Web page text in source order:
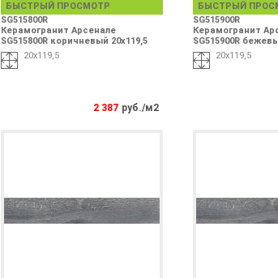
БЫСТРЫЙ ПРОСМОТР
SG515800R
Керамогранит Арсенале
SG515800R коричневый 20х119,5
20х119,5
2 387 руб./м2
БЫСТРЫЙ
SG515900R
Керамогранит
SG515900R
20х119,5